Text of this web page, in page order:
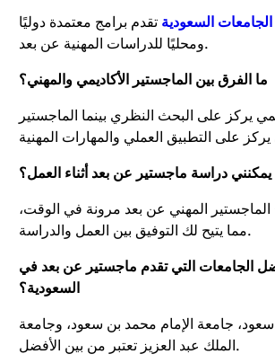
الجامعات السعودية تقدم برامج معتمدة دوليًا
ومحليًا للدراسات المهنية عن بعد.
ما الفرق بين الماجستير الأكاديمي والمهني؟
يركز على البحث النظري بينما الماجستير
دراسة ماجستير عن بعد أثناء العمل؟
الماجستير المهني عن بعد مرونة في الوقت،
مما يتيح لك التوفيق بين العمل والدراسة.
الجامعات التي تقدم ماجستير عن بعد في
السعودية؟
جامعة الإمام محمد بن سعود، وجامعة
الملك عبد العزيز تعتبر من بين الأفضل.